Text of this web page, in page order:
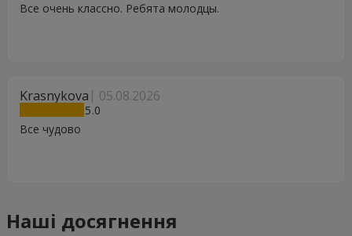
Все очень классно. Ребята молодцы.
Krasnykova 05.08.2026
5
Все чудово
Наші досягнення